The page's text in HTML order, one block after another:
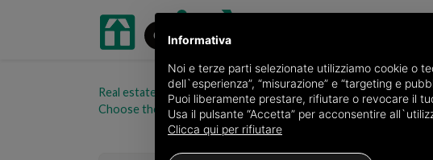
Real estate portal oikia.it Properties for sale in the province of
Choose the area
Informativa
Noi e terze parti selezionate utilizziamo cookie o
dell`esperienza”, “misurazione” e “targeting e
Puoi liberamente prestare, rifiutare o revocare il
Usa il pulsante “Accetta” per acconsentire
Clicca qui per rifiutare